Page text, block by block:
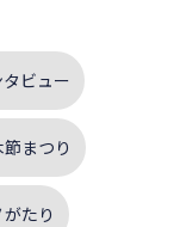
ビュー
まつり
たり